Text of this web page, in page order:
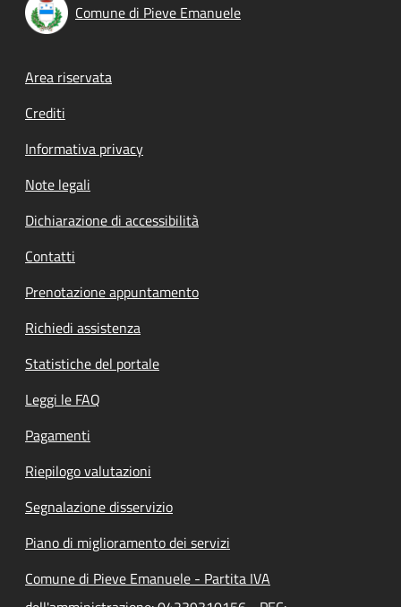
Comune di Pieve Emanuele
Footer menu
Area riservata
Crediti
Informativa privacy
Note legali
Dichiarazione di accessibilità
Contatti
Prenotazione appuntamento
Richiedi assistenza
Statistiche del portale
Leggi le FAQ
Pagamenti
Riepilogo valutazioni
Segnalazione disservizio
Piano di miglioramento dei servizi
Comune di Pieve Emanuele - Partita IVA